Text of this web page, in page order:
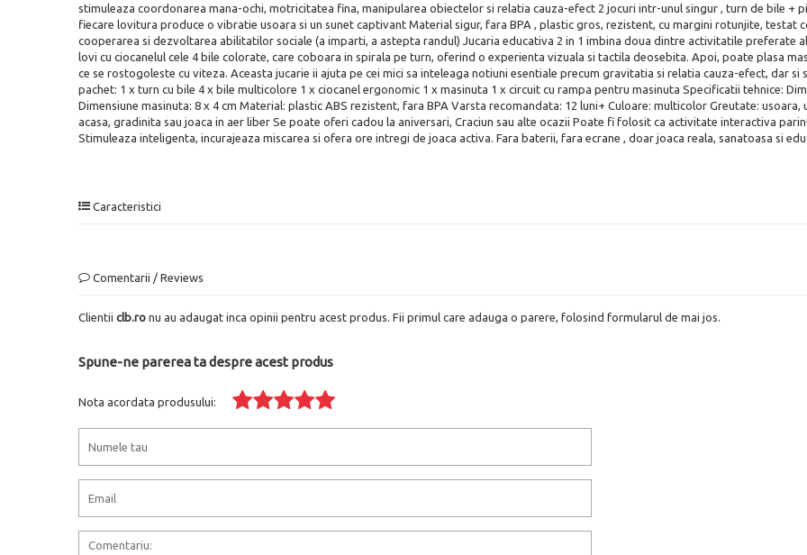
stimuleaza coordonarea mana-ochi, motricitatea fina, manipularea obiectelor si relatia cauza-efect 2 jocuri intr-unul singur , turn de bile +
fiecare lovitura produce o vibratie usoara si un sunet captivant Material sigur, fara BPA , plastic gros, rezistent, cu margini rotunjite, testat
cooperarea si dezvoltarea abilitatilor sociale (a imparti, a astepta randul) Jucaria educativa 2 in 1 imbina doua dintre activitatile preferate
lovi cu ciocanelul cele 4 bile colorate, care coboara in spirala pe turn, oferind o experienta vizuala si tactila deosebita. Apoi, poate plasa
ce se rostogoleste cu viteza. Aceasta jucarie ii ajuta pe cei mici sa inteleaga notiuni esentiale precum gravitatia si relatia cauza-efect, dar
pachet: 1 x turn cu bile 4 x bile multicolore 1 x ciocanel ergonomic 1 x masinuta 1 x circuit cu rampa pentru masinuta Specificatii tehnice:
Dimensiune masinuta: 8 x 4 cm Material: plastic ABS rezistent, fara BPA Varsta recomandata: 12 luni+ Culoare: multicolor Greutate:
acasa, gradinita sau joaca in aer liber Se poate oferi cadou la aniversari, Craciun sau alte ocazii Poate fi folosit ca activitate interactiva
Stimuleaza inteligenta, incurajeaza miscarea si ofera ore intregi de joaca activa. Fara baterii, fara ecrane , doar joaca reala, sanatoasa si
Caracteristici
Comentarii / Reviews
Clientii clb.ro nu au adaugat inca opinii pentru acest produs. Fii primul care adauga o parere, folosind formularul de mai jos.
Spune-ne parerea ta despre acest produs
Nota acordata produsului: